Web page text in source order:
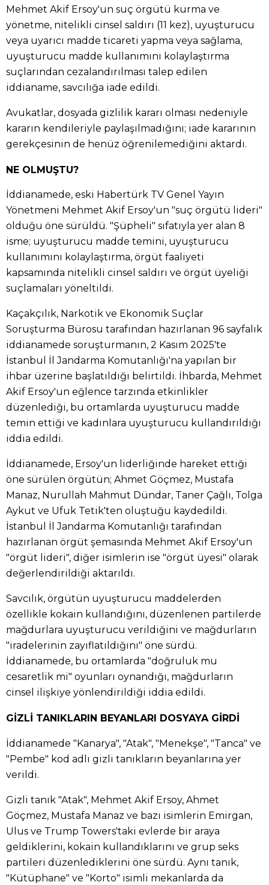
Mehmet Akif Ersoy'un suç örgütü kurma ve
yönetme, nitelikli cinsel saldırı (11 kez), uyuşturucu
veya uyarıcı madde ticareti yapma veya sağlama,
uyuşturucu madde kullanımını kolaylaştırma
suçlarından cezalandırılması talep edilen
iddianame, savcılığa iade edildi.
Avukatlar, dosyada gizlilik kararı olması nedeniyle
kararın kendileriyle paylaşılmadığını; iade kararının
gerekçesinin de henüz öğrenilemediğini aktardı.
NE OLMUŞTU?
İddianamede, eski Habertürk TV Genel Yayın
Yönetmeni Mehmet Akif Ersoy'un "suç örgütü lideri"
olduğu öne sürüldü. "Şüpheli" sıfatıyla yer alan 8
isme; uyuşturucu madde temini, uyuşturucu
kullanımını kolaylaştırma, örgüt faaliyeti
kapsamında nitelikli cinsel saldırı ve örgüt üyeliği
suçlamaları yöneltildi.
Kaçakçılık, Narkotik ve Ekonomik Suçlar
Soruşturma Bürosu tarafından hazırlanan 96 sayfalık
iddianamede soruşturmanın, 2 Kasım 2025'te
İstanbul İl Jandarma Komutanlığı'na yapılan bir
ihbar üzerine başlatıldığı belirtildi. İhbarda, Mehmet
Akif Ersoy'un eğlence tarzında etkinlikler
düzenlediği, bu ortamlarda uyuşturucu madde
temin ettiği ve kadınlara uyuşturucu kullandırıldığı
iddia edildi.
İddianamede, Ersoy'un liderliğinde hareket ettiği
öne sürülen örgütün; Ahmet Göçmez, Mustafa
Manaz, Nurullah Mahmut Dündar, Taner Çağlı, Tolga
Aykut ve Ufuk Tetik'ten oluştuğu kaydedildi.
İstanbul İl Jandarma Komutanlığı tarafından
hazırlanan örgüt şemasında Mehmet Akif Ersoy'un
"örgüt lideri", diğer isimlerin ise "örgüt üyesi" olarak
değerlendirildiği aktarıldı.
Savcılık, örgütün uyuşturucu maddelerden
özellikle kokain kullandığını, düzenlenen partilerde
mağdurlara uyuşturucu verildiğini ve mağdurların
"iradelerinin zayıflatıldığını" öne sürdü.
İddianamede, bu ortamlarda "doğruluk mu
cesaretlik mi" oyunları oynandığı, mağdurların
cinsel ilişkiye yönlendirildiği iddia edildi.
GİZLİ TANIKLARIN BEYANLARI DOSYAYA GİRDİ
İddianamede "Kanarya", "Atak", "Menekşe", "Tanca" ve
"Pembe" kod adlı gizli tanıkların beyanlarına yer
verildi.
Gizli tanık "Atak", Mehmet Akif Ersoy, Ahmet
Göçmez, Mustafa Manaz ve bazı isimlerin Emirgan,
Ulus ve Trump Towers'taki evlerde bir araya
geldiklerini, kokain kullandıklarını ve grup seks
partileri düzenlediklerini öne sürdü. Aynı tanık,
"Kütüphane" ve "Korto" isimli mekanlarda da